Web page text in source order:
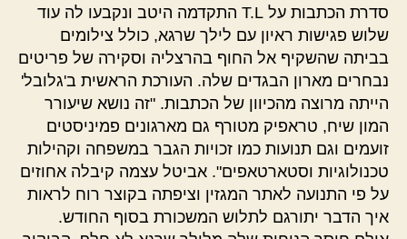
סדרת הכתבות על T.L התקדמה היטב ונקבעו לה עוד
שלוש פגישות ראיון עם לילך שרגא, כולל צילומים
בביתה שהשקיף אל החוף בהרצליה וסקירה של פריטים
נבחרים מארון הבגדים שלה. העורכת הראשית ב'גלובל'
הייתה מרוצה מהכיוון של הכתבות. "זה נושא שיעורר
המון שיח, טראפיק מטורף גם מארגונים פמיניסטים
זועמים וגם תנועות כמו זכויות הגבר במשפחה וקהילות
טכנולוגיות וסטארטאפים". אביטל עצמה קיבלה אחוזים
על פי התנועה לאתר המגזין וציפתה בקוצר רוח לראות
איך הדבר יתורגם לתלוש המשכורת בסוף החודש.